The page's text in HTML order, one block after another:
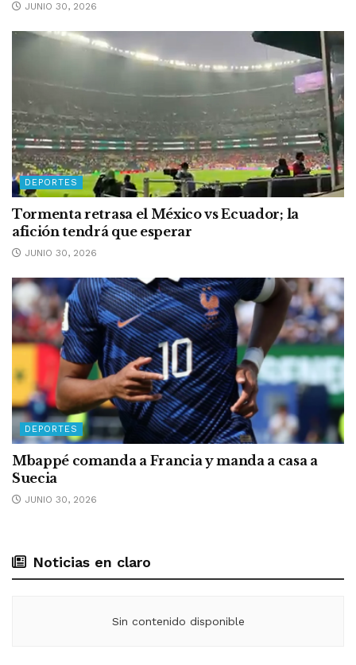
JUNIO 30, 2026
DEPORTES
Tormenta retrasa el México vs Ecuador; la
afición tendrá que esperar
JUNIO 30, 2026
DEPORTES
Mbappé comanda a Francia y manda a casa a
Suecia
JUNIO 30, 2026
Noticias en claro
Sin contenido disponible